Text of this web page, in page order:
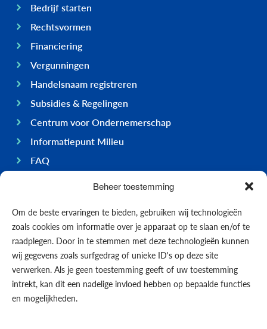
Beheer toestemming
Om de beste ervaringen te bieden, gebruiken wij technologieën
zoals cookies om informatie over je apparaat op te slaan en/of te
raadplegen. Door in te stemmen met deze technologieën kunnen
wij gegevens zoals surfgedrag of unieke ID's op deze site
verwerken. Als je geen toestemming geeft of uw toestemming
intrekt, kan dit een nadelige invloed hebben op bepaalde functies
en mogelijkheden.
Bedrijf starten
Rechtsvormen
Financiering
Vergunningen
Handelsnaam registreren
Subsidies & Regelingen
Centrum voor Ondernemerschap
Informatiepunt Milieu
FAQ
Ondernemen op Bonaire
Economie
Regering
Infrastructuur
Algemeen
Contact opnemen